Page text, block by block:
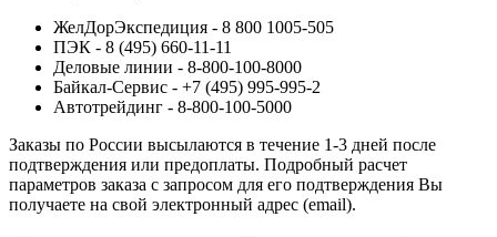
ЖелДорЭкспедиция - 8 800 1005-505
ПЭК - 8 (495) 660-11-11
Деловые линии - 8-800-100-8000
Байкал-Сервис - +7 (495) 995-995-2
Автотрейдинг - 8-800-100-5000
Заказы по России высылаются в течение 1-3 дней после
подтверждения или предоплаты. Подробный расчет
параметров заказа с запросом для его подтверждения Вы
получаете на свой электронный адрес (email).